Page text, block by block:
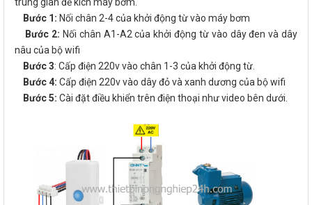
Bước 1: Nối chân 2-4 của khởi động từ vào máy bơm
Bước 2: Nối chân A1-A2 của khởi động từ vào dây đen và dây
nâu của bộ wifi
Bước 3: Cấp điện 220v vào chân 1-3 của khởi động từ.
Bước 4: Cấp điện 220v vào dây đỏ và xanh dương của bộ wifi
Bước 5: Cài đặt điều khiển trên điện thoại như video bên dưới.